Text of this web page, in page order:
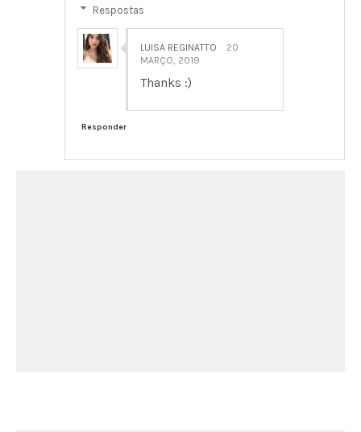
Respostas
LUISA REGINATTO
20
MARÇO, 2019
Thanks :)
Responder